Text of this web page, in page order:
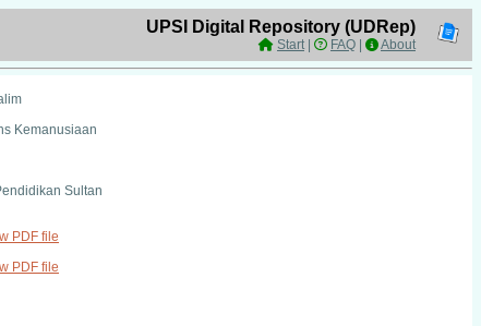
UPSI Digital Repository (UDRep)
Start| FAQ About
Kemanusiaan
Sultan
PDF file
PDF file